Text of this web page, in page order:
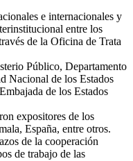
e internacionales y
entre los
de la Oficina de Trata
Público, Departamento
Nacional de los Estados
de los Estados
expositores de los
España, entre otros.
de la cooperación
de trabajo de las